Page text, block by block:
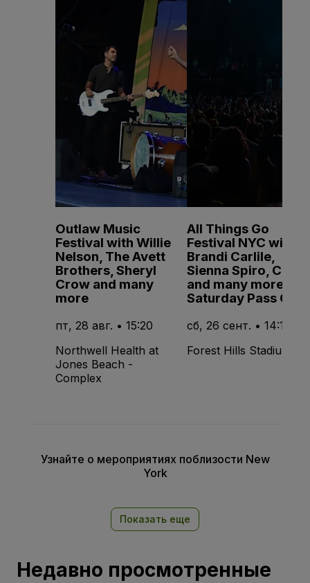
Outlaw Music
Festival with Willie
Nelson, The Avett
Brothers, Sheryl
Crow and many
more
пт, 28 авг. • 15:20
Northwell Health at
Jones Beach -
Complex
All Things Go
Festival NYC with
Brandi Carlile,
Sienna Spiro, CMAT
and many more -
Saturday Pass Only
сб, 26 сент. • 14:15
Forest Hills Stadium
Узнайте о мероприятиях поблизости New
York
Показать еще
Недавно просмотренные